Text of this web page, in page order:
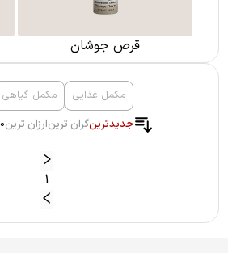
قرص جوشان
مکمل غذایی مکمل گیاهی
جدیدترینگران ترینارزان ترین0 کالا
1